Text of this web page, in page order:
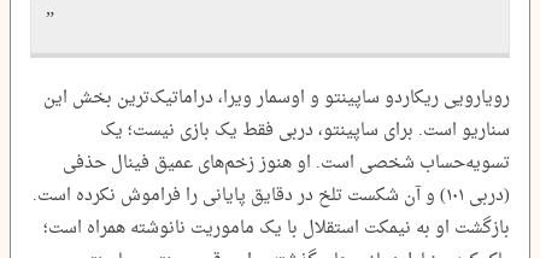
رویارویی ریکاردو ساپینتو و اوسمار ویرا، دراماتیک‌ترین بخش این
سناریو است. برای ساپینتو، دربی فقط یک بازی نیست؛ یک
تسویه‌حساب شخصی است. او هنوز زخم‌های عمیق فینال حذفی
(دربی ۱۰۱) و آن شکست تلخ در دقایق پایانی را فراموش نکرده است.
بازگشت او به نیمکت استقلال با یک ماموریت نانوشته همراه است؛